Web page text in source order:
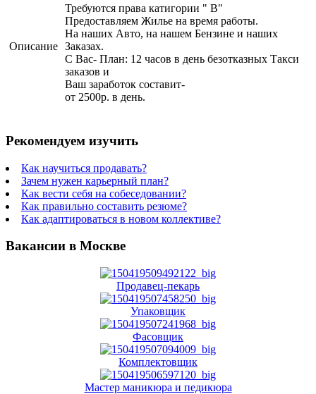
Описание
Требуются права катигории " В"
Предоставляем Жилье на время работы.
На наших Авто, на нашем Бензине и наших
Заказах.
С Вас- План: 12 часов в день безотказных Такси
заказов и
Ваш заработок составит-
от 2500р. в день.
Рекомендуем изучить
Как научиться продавать?
Зачем нужен карьерный план?
Как вести себя на собеседовании?
Как правильно составить резюме?
Как адаптироваться в новом коллективе?
Вакансии в Москве
Продавец-пекарь
Упаковщик
Фасовщик
Комплектовщик
Мастер маникюра и педикюра